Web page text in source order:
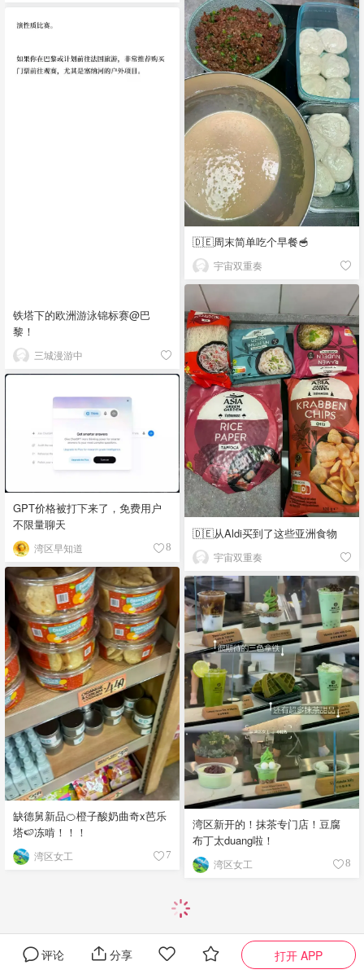
🇩🇪周末简单吃个早餐🥣
宇宙双重奏
铁塔下的欧洲游泳锦标赛@巴
黎！
三城漫游中
🇩🇪从Aldi买到了这些亚洲食物
宇宙双重奏
GPT价格被打下来了，免费用户
不限量聊天
湾区早知道 8
缺德舅新品🍊橙子酸奶曲奇x芭乐
塔🍉冻啃！！！
湾区女工 7
湾区新开的！抹茶专门店！豆腐
布丁太duang啦！
湾区女工 8
评论 分享 打开 APP